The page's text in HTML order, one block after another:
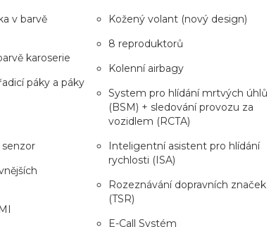
v barvě
karoserie
páky a páky
Kožený volant (nový design)
8 reproduktorů
Kolenní airbagy
System pro hlídání mrtvých úhlů
(BSM) + sledování provozu za
vozidlem (RCTA)
Inteligentní asistent pro hlídání
rychlosti (ISA)
Rozeznávání dopravních značek
(TSR)
E-Call Systém